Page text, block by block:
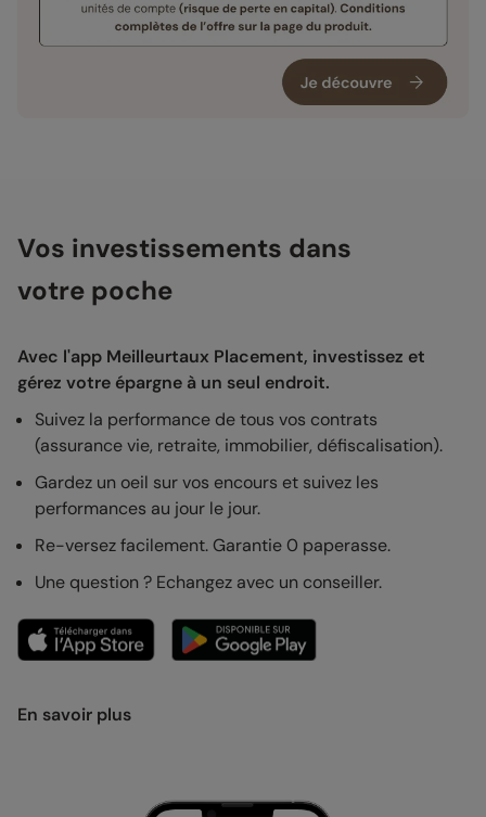
Vos investissements dans
votre poche
Avec l'app Meilleurtaux Placement, investissez et
gérez votre épargne à un seul endroit.
Suivez la performance de tous vos contrats
(assurance vie, retraite, immobilier, défiscalisation).
Gardez un oeil sur vos encours et suivez les
performances au jour le jour.
Re-versez facilement. Garantie 0 paperasse.
Une question ? Echangez avec un conseiller.
En savoir plus